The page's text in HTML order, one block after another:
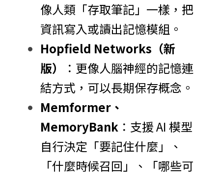
像人類「存取筆記」一樣，把
資訊寫入或讀出記憶模組。
Hopfield Networks（新
版）
：更像人腦神經的記憶連
結方式，可以長期保存概念。
Memformer、
MemoryBank ：支援 AI 模型
自行決定「要記住什麼」、
「什麼時候召回」、「哪些可